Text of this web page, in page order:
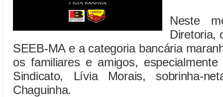
Neste
Diretoria,
SEEB-MA e a categoria bancária
os familiares e amigos,
Sindicato, Lívia Morais, sobrinha-
Chaguinha.